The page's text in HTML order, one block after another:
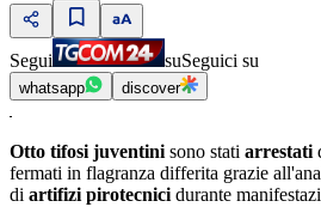
Segui suSeguici su
whatsapp discover
Otto tifosi juventini sono stati arrestati
fermati in flagranza differita grazie
di artifizi pirotecnici durante